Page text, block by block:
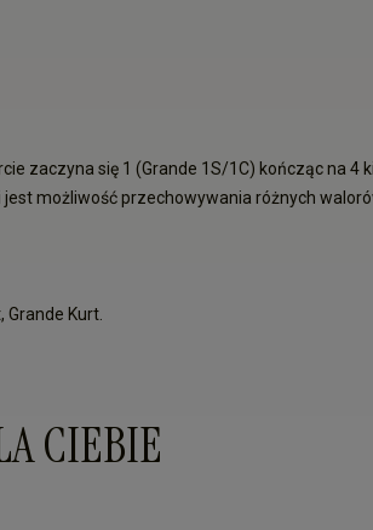
zaczyna się 1 (Grande 1S/1C) kończąc na 4
możliwość przechowywania różnych
Kurt.
CIEBIE